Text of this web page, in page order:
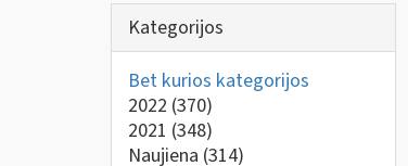
Kategorijos
Bet kurios kategorijos
2022 (370)
2021 (348)
Naujiena (314)